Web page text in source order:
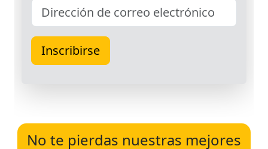
No te pierdas nuestras mejores